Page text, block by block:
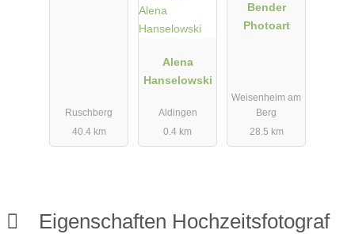
Ruschberg
40.4 km
Alena
Hanselowski
Aldingen
0.4 km
Bender
Photoart
Weisenheim am
Berg
28.5 km
Eigenschaften Hochzeitsfotograf